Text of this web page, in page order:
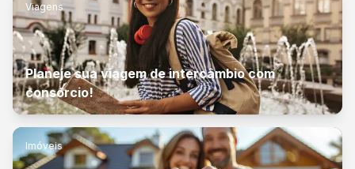
Viagens
Planeje sua viagem de intercâmbio com
consórcio!
Imóveis